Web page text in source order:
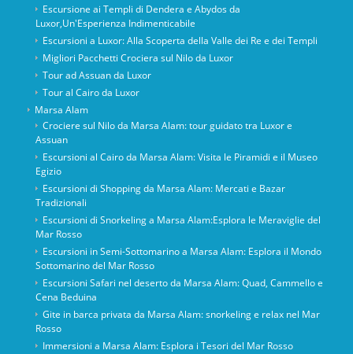
Escursione ai Templi di Dendera e Abydos da
Luxor,Un'Esperienza Indimenticabile
Escursioni a Luxor: Alla Scoperta della Valle dei Re e dei Templi
Migliori Pacchetti Crociera sul Nilo da Luxor
Tour ad Assuan da Luxor
Tour al Cairo da Luxor
Marsa Alam
Crociere sul Nilo da Marsa Alam: tour guidato tra Luxor e
Assuan
Escursioni al Cairo da Marsa Alam: Visita le Piramidi e il Museo
Egizio
Escursioni di Shopping da Marsa Alam: Mercati e Bazar
Tradizionali
Escursioni di Snorkeling a Marsa Alam:Esplora le Meraviglie del
Mar Rosso
Escursioni in Semi-Sottomarino a Marsa Alam: Esplora il Mondo
Sottomarino del Mar Rosso
Escursioni Safari nel deserto da Marsa Alam: Quad, Cammello e
Cena Beduina
Gite in barca privata da Marsa Alam: snorkeling e relax nel Mar
Rosso
Immersioni a Marsa Alam: Esplora i Tesori del Mar Rosso